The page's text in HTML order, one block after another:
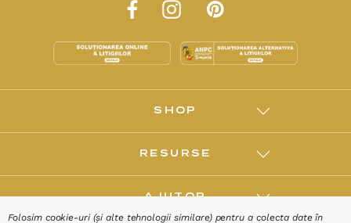
SHOP
RESURSE
AJUTOR
Folosim cookie-uri (și alte tehnologii similare) pentru a colecta date în